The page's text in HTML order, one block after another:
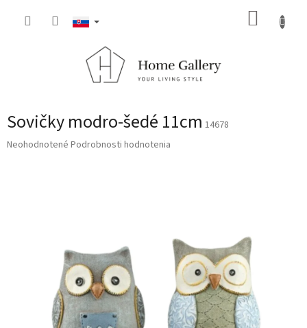
Sovičky modro-šedé 11cm 14678
Priemerné
Neohodnotené Podrobnosti hodnotenia